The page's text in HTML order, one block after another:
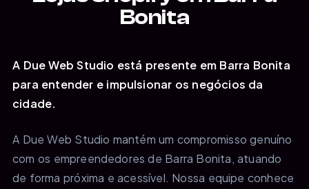
Bonita
A Due Web Studio está presente em Barra Bonita
para entender e impulsionar os negócios da
cidade.
A Due Web Studio mantém um compromisso genuíno
com os empreendedores de Barra Bonita, atuando
de forma próxima e acessível. Nossa equipe conhece